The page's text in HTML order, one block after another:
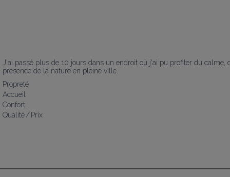
J'ai passé plus de 10 jours dans un endroit où j'ai pu profiter du
présence de la nature en pleine ville.
Propreté
Accueil
Confort
Qualité / Prix